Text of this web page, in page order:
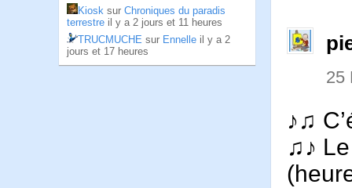
Kiosk sur Chroniques du paradis
terrestre il y a 2 jours et 11 heures
TRUCMUCHE sur Ennelle il y a 2
jours et 17 heures
25
♪♫
♫♪